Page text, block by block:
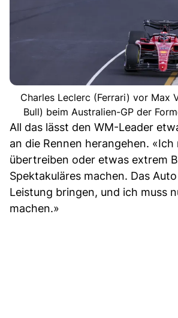
Charles Leclerc (Ferrari) vor Max
Bull) beim Australien-GP der
All das lässt den WM-Leader
an die Rennen herangehen. «Ich
übertreiben oder etwas extrem
Spektakuläres machen. Das
Leistung bringen, und ich muss
machen.»